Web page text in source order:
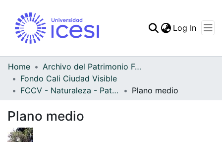
Log In
Home
Archivo del Patrimonio Fotográfico y Fílmico del Valle del Cauca
Fondo Cali Ciudad Visible
FCCV - Naturaleza - Patrimonial
Plano medio
Plano medio